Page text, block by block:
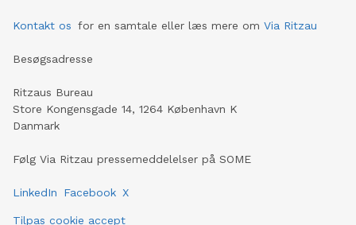
Kontakt os for en samtale eller læs mere om Via Ritzau
Besøgsadresse
Ritzaus Bureau
Store Kongensgade 14, 1264 København K
Danmark
Følg Via Ritzau pressemeddelelser på SOME
LinkedIn Facebook X
Tilpas cookie accept